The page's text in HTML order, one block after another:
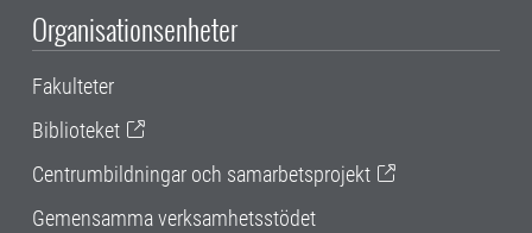
Organisationsenheter
Fakulteter
Biblioteket
Centrumbildningar och samarbetsprojekt
Gemensamma verksamhetsstödet